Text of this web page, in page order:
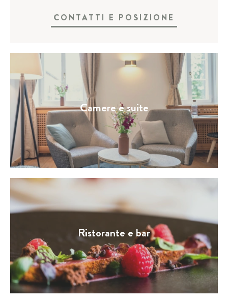
CONTATTI E POSIZIONE
Camere e suite
Ristorante e bar